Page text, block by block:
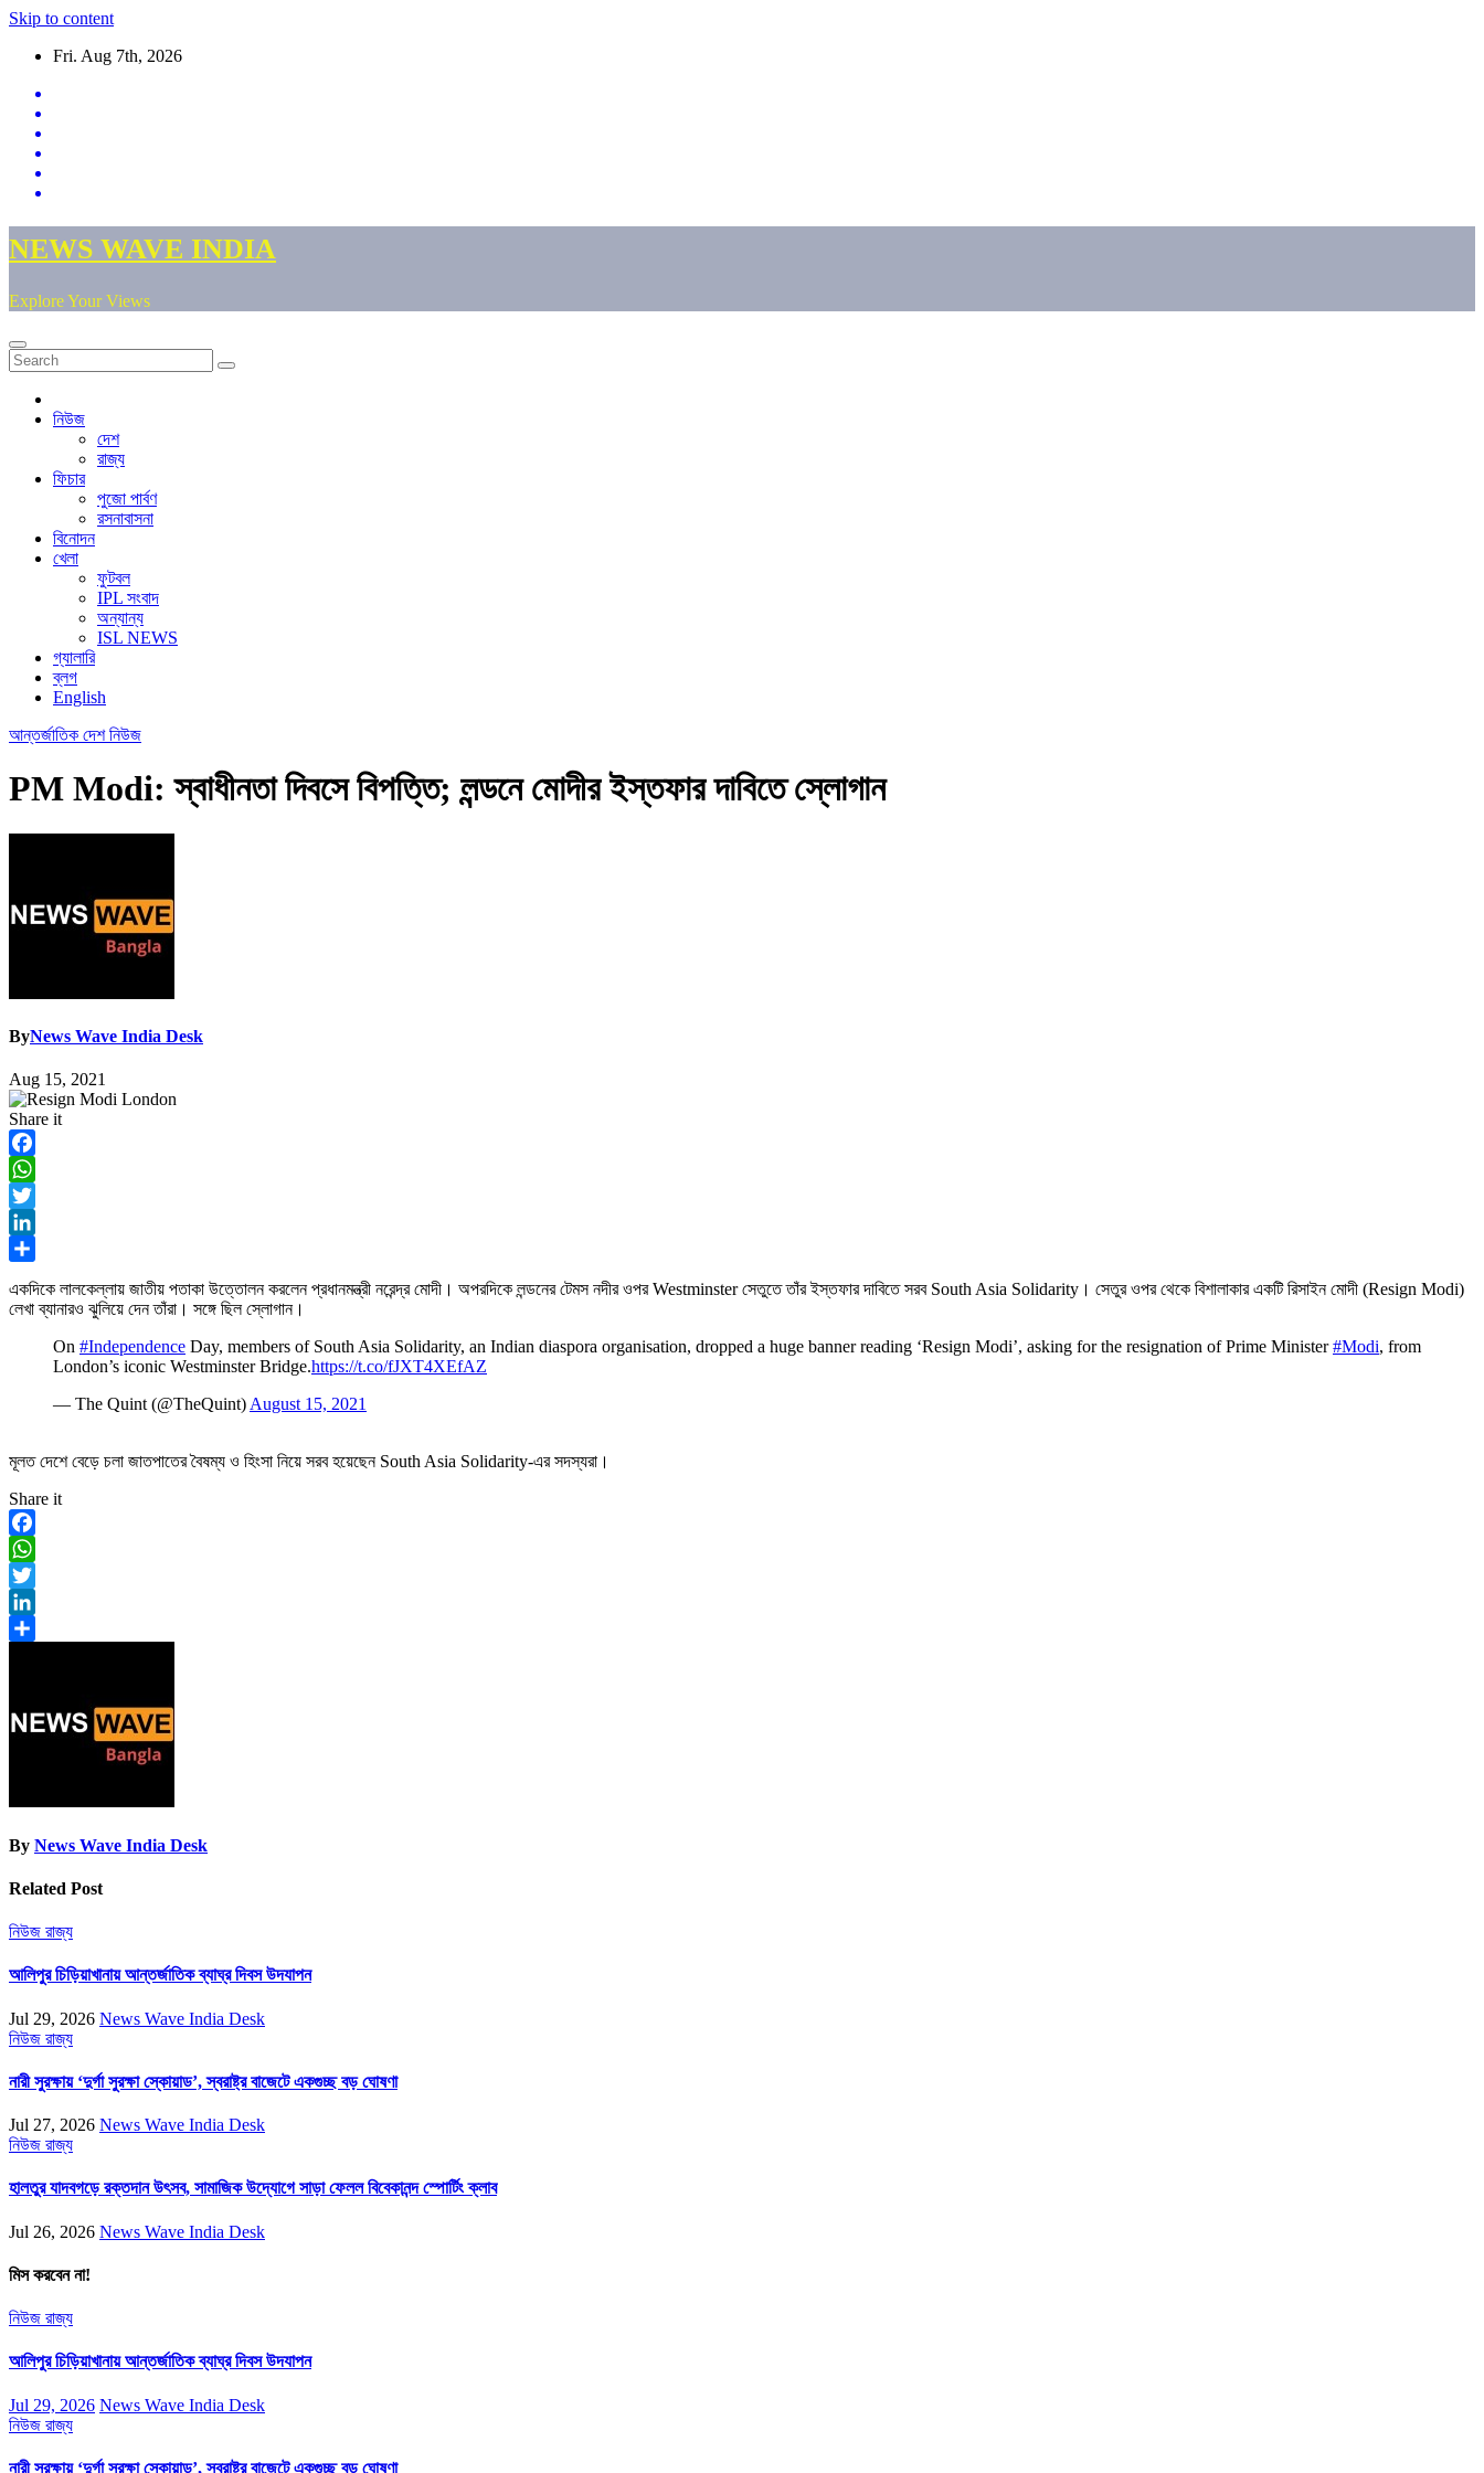
Skip to content
Fri. Aug 7th, 2026
NEWS WAVE INDIA
Explore Your Views
নিউজ
দেশ
রাজ্য
ফিচার
পুজো পার্বণ
রসনাবাসনা
বিনোদন
খেলা
ফুটবল
IPL সংবাদ
অন্যান্য
ISL NEWS
গ্যালারি
ব্লগ
English
আন্তর্জাতিক দেশনিউজ
PM Modi: স্বাধীনতা দিবসে বিপত্তি; লন্ডনে মোদীর ইস্তফার দাবিতে স্লোগান
ByNews Wave India Desk
Aug 15, 2021
Share it
Facebook
WhatsApp
Twitter
LinkedIn
একদিকে লালকেল্লায় জাতীয় পতাকা উত্তোলন করলেন প্রধানমন্ত্রী নরেন্দ্র মোদী। অপরদিকে লন্ডনের টেমস নদীর ওপর Westminster সেতুতে তাঁর ইস্তফার দাবিতে সরব South Asia Solidarity। সেতুর ওপর থেকে বিশালাকার একটি রিসাইন মোদী (Resign Modi)
লেখা ব্যানারও ঝুলিয়ে দেন তাঁরা। সঙ্গে ছিল স্লোগান।
On #Independence Day, members of South Asia Solidarity, an Indian diaspora organisation, dropped a huge banner reading ‘Resign Modi’, asking for the resignation of Prime Minister#Modi, from
London’s iconic Westminster Bridge.https://t.co/fJXT4XEfAZ
— The Quint (@TheQuint) August 15, 2021
মূলত দেশে বেড়ে চলা জাতপাতের বৈষম্য ও হিংসা নিয়ে সরব হয়েছেন South Asia Solidarity-এর সদস্যরা।
Share it
Facebook
WhatsApp
Twitter
LinkedIn
By News Wave India Desk
Related Post
নিউজ রাজ্য
আলিপুর চিড়িয়াখানায় আন্তর্জাতিক ব্যাঘ্র দিবস উদযাপন
Jul 29, 2026 News Wave India Desk
নিউজ রাজ্য
নারী সুরক্ষায় ‘দুর্গা সুরক্ষা স্কোয়াড’, স্বরাষ্ট্র বাজেটে একগুচ্ছ বড় ঘোষণা
Jul 27, 2026 News Wave India Desk
নিউজ রাজ্য
হালতুর যাদবগড়ে রক্তদান উৎসব, সামাজিক উদ্যোগে সাড়া ফেলল বিবেকানন্দ স্পোর্টিং ক্লাব
Jul 26, 2026 News Wave India Desk
মিস করবেন না!
নিউজ রাজ্য
আলিপুর চিড়িয়াখানায় আন্তর্জাতিক ব্যাঘ্র দিবস উদযাপন
Jul 29, 2026 News Wave India Desk
নিউজ রাজ্য
নারী সুরক্ষায় ‘দুর্গা সুরক্ষা স্কোয়াড’, স্বরাষ্ট্র বাজেটে একগুচ্ছ বড় ঘোষণা